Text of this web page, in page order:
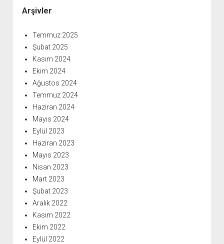
Arşivler
Temmuz 2025
Şubat 2025
Kasım 2024
Ekim 2024
Ağustos 2024
Temmuz 2024
Haziran 2024
Mayıs 2024
Eylül 2023
Haziran 2023
Mayıs 2023
Nisan 2023
Mart 2023
Şubat 2023
Aralık 2022
Kasım 2022
Ekim 2022
Eylül 2022